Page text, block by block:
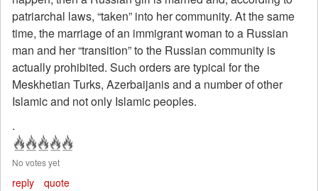
patriarchal laws, “taken” into her community. At the same
time, the marriage of an immigrant woman to a Russian
man and her “transition” to the Russian community is
actually prohibited. Such orders are typical for the
Meskhetian Turks, Azerbaijanis and a number of other
Islamic and not only Islamic peoples.
.
No votes yet
reply
quote